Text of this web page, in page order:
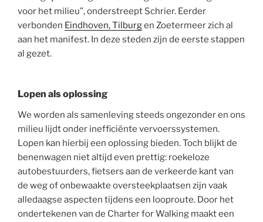
voor het milieu”, onderstreept Schrier. Eerder
verbonden Eindhoven, Tilburgen Zoetermeer zich al
aan het manifest. In deze steden zijn de eerste stappen
al gezet.
Lopen als oplossing
We worden als samenleving steeds ongezonder en ons
milieu lijdt onder inefficiënte vervoerssystemen.
Lopen kan hierbij een oplossing bieden. Toch blijkt de
benenwagen niet altijd even prettig: roekeloze
autobestuurders, fietsers aan de verkeerde kant van
de weg of onbewaakte oversteekplaatsen zijn vaak
alledaagse aspecten tijdens een looproute. Door het
ondertekenen van de Charter for Walking maakt een